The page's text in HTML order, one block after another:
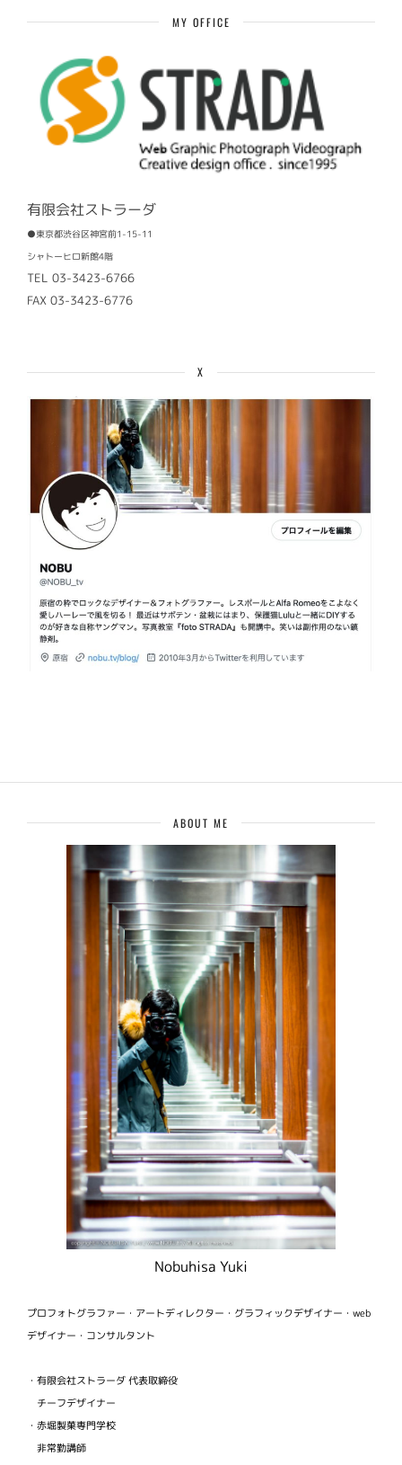
MY OFFICE
有限会社ストラーダ
●東京都渋谷区神宮前1-15-11
シャトーヒロ新館4階
TEL 03-3423-6766
FAX 03-3423-6776
X
ABOUT ME
Nobuhisa Yuki
プロフォトグラファー・アートディレクター・グラフィックデザイナー・web
デザイナー・コンサルタント
・有限会社ストラーダ 代表取締役
チーフデザイナー
・赤堀製菓専門学校
非常勤講師